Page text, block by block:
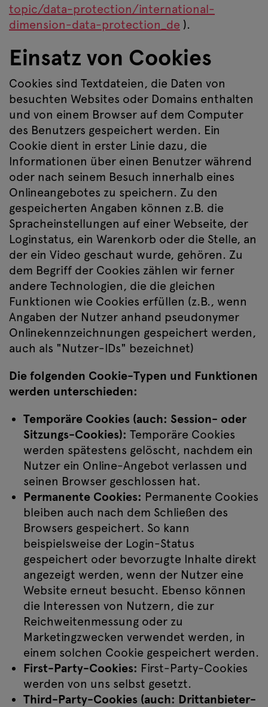
topic/data-protection/international-
dimension-data-protection_de ).
Einsatz von Cookies
Cookies sind Textdateien, die Daten von
besuchten Websites oder Domains enthalten
und von einem Browser auf dem Computer
des Benutzers gespeichert werden. Ein
Cookie dient in erster Linie dazu, die
Informationen über einen Benutzer während
oder nach seinem Besuch innerhalb eines
Onlineangebotes zu speichern. Zu den
gespeicherten Angaben können z.B. die
Spracheinstellungen auf einer Webseite, der
Loginstatus, ein Warenkorb oder die Stelle, an
der ein Video geschaut wurde, gehören. Zu
dem Begriff der Cookies zählen wir ferner
andere Technologien, die die gleichen
Funktionen wie Cookies erfüllen (z.B., wenn
Angaben der Nutzer anhand pseudonymer
Onlinekennzeichnungen gespeichert werden,
auch als "Nutzer-IDs" bezeichnet)
Die folgenden Cookie-Typen und Funktionen
werden unterschieden:
Temporäre Cookies (auch: Session- oder
Sitzungs-Cookies): Temporäre Cookies
werden spätestens gelöscht, nachdem ein
Nutzer ein Online-Angebot verlassen und
seinen Browser geschlossen hat.
Permanente Cookies: Permanente Cookies
bleiben auch nach dem Schließen des
Browsers gespeichert. So kann
beispielsweise der Login-Status
gespeichert oder bevorzugte Inhalte direkt
angezeigt werden, wenn der Nutzer eine
Website erneut besucht. Ebenso können
die Interessen von Nutzern, die zur
Reichweitenmessung oder zu
Marketingzwecken verwendet werden, in
einem solchen Cookie gespeichert werden.
First-Party-Cookies: First-Party-Cookies
werden von uns selbst gesetzt.
Third-Party-Cookies (auch: Drittanbieter-